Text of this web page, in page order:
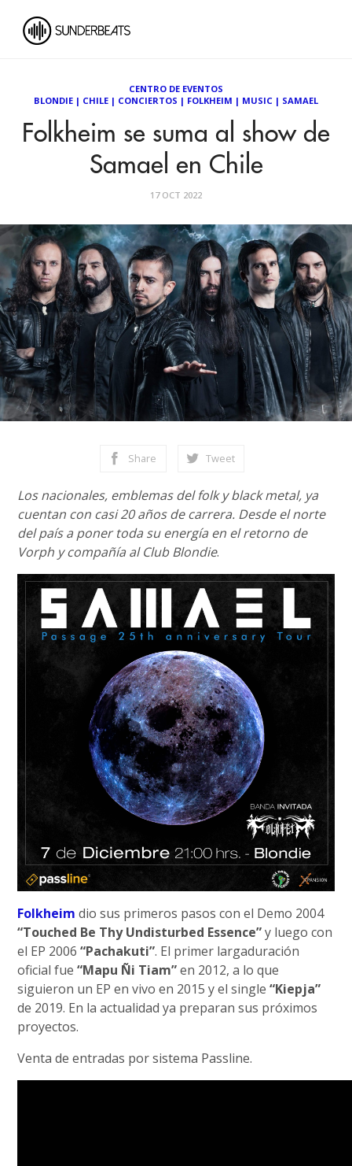
CENTRO DE EVENTOS
BLONDIE | CHILE | CONCIERTOS | FOLKHEIM | MUSIC | SAMAEL
Folkheim se suma al show de
Samael en Chile
17 OCT 2022
Share Tweet
Los nacionales, emblemas del folk y black metal, ya
cuentan con casi 20 años de carrera. Desde el norte
del país a poner toda su energía en el retorno de
Vorph y compañía al Club Blondie.
Folkheim dio sus primeros pasos con el Demo 2004
“Touched Be Thy Undisturbed Essence”y luego con
el EP 2006“Pachakuti”. El primer largaduración
oficial fue“Mapu Ñi Tiam”en 2012, a lo que
siguieron un EP en vivo en 2015 y el single“Kiepja”
de 2019. En la actualidad ya preparan sus próximos
proyectos.
Venta de entradas por sistema Passline.